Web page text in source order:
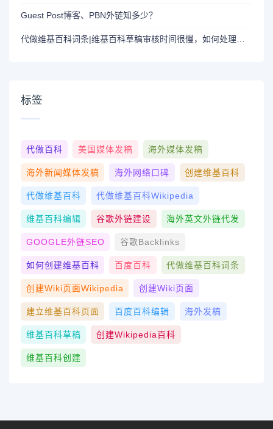
Guest Post博客、PBN外链知多少？
标签
代做百科 美国媒体发稿 海外媒体发稿
海外新闻媒体发稿 海外网络口碑 创建维基百科
代做维基百科 代做维基百科wikipedia
维基百科编辑 谷歌外链建设 海外英文外链代发
GOOGLE外链SEO 谷歌Backlinks
如何创建维基百科 百度百科 代做维基百科词条
创建wiki页面Wikipedia 创建wiki页面
建立维基百科页面 百度百科编辑 海外发稿
维基百科草稿 创建Wikipedia百科
维基百科创建